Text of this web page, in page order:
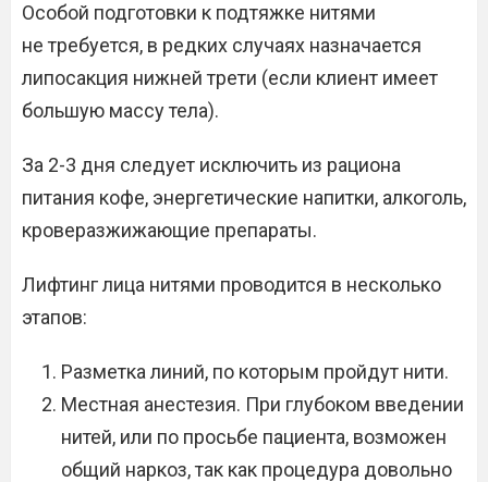
Особой подготовки к подтяжке нитями
не требуется, в редких случаях назначается
липосакция нижней трети (если клиент имеет
большую массу тела).
За 2-3 дня следует исключить из рациона
питания кофе, энергетические напитки, алкоголь,
кроверазжижающие препараты.
Лифтинг лица нитями проводится в несколько
этапов:
Разметка линий, по которым пройдут нити.
Местная анестезия. При глубоком введении
нитей, или по просьбе пациента, возможен
общий наркоз, так как процедура довольно